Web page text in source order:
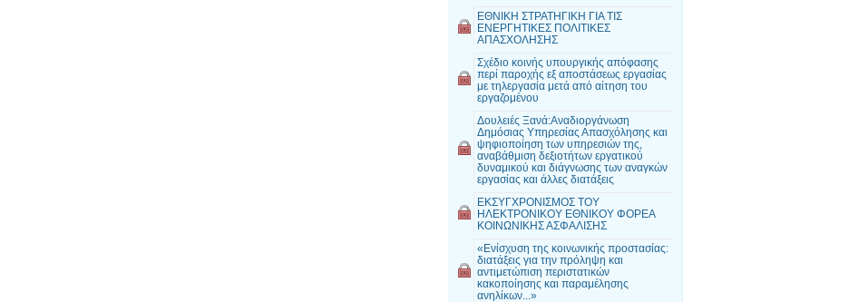
ΕΘΝΙΚΗ ΣΤΡΑΤΗΓΙΚΗ ΓΙΑ ΤΙΣ
ΕΝΕΡΓΗΤΙΚΕΣ ΠΟΛΙΤΙΚΕΣ
ΑΠΑΣΧΟΛΗΣΗΣ
Σχέδιο κοινής υπουργικής απόφασης
περί παροχής εξ αποστάσεως εργασίας
με τηλεργασία μετά από αίτηση του
εργαζομένου
Δουλειές Ξανά:Αναδιοργάνωση
Δημόσιας Υπηρεσίας Απασχόλησης και
ψηφιοποίηση των υπηρεσιών της,
αναβάθμιση δεξιοτήτων εργατικού
δυναμικού και διάγνωσης των αναγκών
εργασίας και άλλες διατάξεις
ΕΚΣΥΓΧΡΟΝΙΣΜΟΣ ΤΟΥ
ΗΛΕΚΤΡΟΝΙΚΟΥ ΕΘΝΙΚΟΥ ΦΟΡΕΑ
ΚΟΙΝΩΝΙΚΗΣ ΑΣΦΑΛΙΣΗΣ
«Ενίσχυση της κοινωνικής προστασίας:
διατάξεις για την πρόληψη και
αντιμετώπιση περιστατικών
κακοποίησης και παραμέλησης
ανηλίκων...»